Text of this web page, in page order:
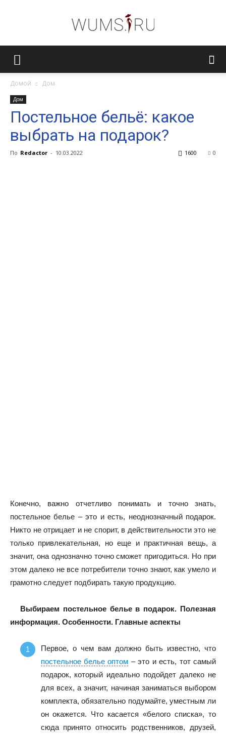
Домой Дом
Дом
Постельное бельё: какое
выбрать на подарок?
По Redactor - 10.03.2022 0
1600
Конечно, важно отчетливо понимать и точно знать,
постельное белье – это и есть, неоднозначный подарок.
Никто не отрицает и не спорит, в действительности это не
только привлекательная, но еще и практичная вещь, а
значит, она однозначно точно сможет пригодиться. Но при
этом далеко не все потребители точно знают, как умело и
грамотно следует подбирать такую продукцию.
Выбираем постельное белье в подарок. Полезная
информация. Особенности. Главные аспекты
Первое, о чем вам должно быть известно, что
постельное белье оптом – это и есть, тот самый
подарок, который идеально подойдет далеко не
для всех, а значит, начиная заниматься выбором
комплекта, обязательно подумайте, уместным ли
он окажется. Что касается «белого списка», то
сюда принято относить родственников, друзей,